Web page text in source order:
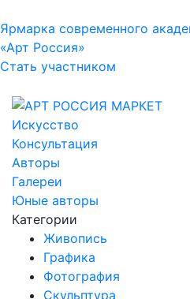
Ярмарка современного
«Арт Россия»
Стать участником
Искусство
Консультация
Авторы
Галереи
Юные авторы
Категории
Живопись
Графика
Фотография
Скульптура